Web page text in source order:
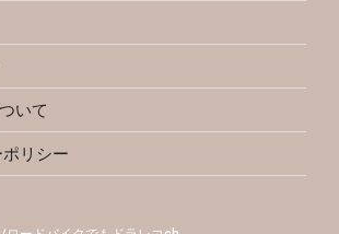
いて
リシー